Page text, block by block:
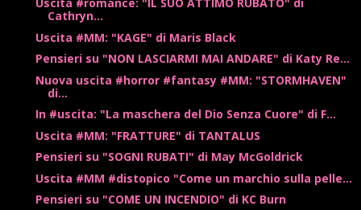
Cathryn...
Uscita #MM: "KAGE" di Maris Black
Pensieri su "NON LASCIARMI MAI ANDARE" di Katy Re...
Nuova uscita #horror #fantasy #MM: "STORMHAVEN"
di...
In #uscita: "La maschera del Dio Senza Cuore" di F...
Uscita #MM: "FRATTURE" di TANTALUS
Pensieri su "SOGNI RUBATI" di May McGoldrick
Uscita #MM #distopico "Come un marchio sulla pelle...
Pensieri su "COME UN INCENDIO" di KC Burn